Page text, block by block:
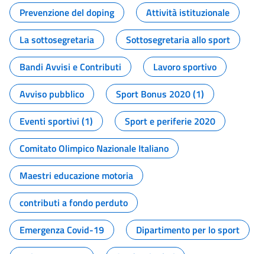
Prevenzione del doping
Attività istituzionale
La sottosegretaria
Sottosegretaria allo sport
Bandi Avvisi e Contributi
Lavoro sportivo
Avviso pubblico
Sport Bonus 2020 (1)
Eventi sportivi (1)
Sport e periferie 2020
Comitato Olimpico Nazionale Italiano
Maestri educazione motoria
contributi a fondo perduto
Emergenza Covid-19
Dipartimento per lo sport